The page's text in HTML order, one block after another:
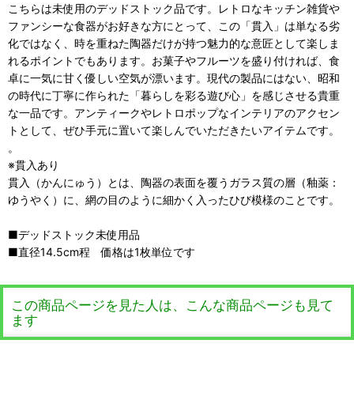
こちらは未使用のデッドストック品です。レトロなキッチン雑貨や
ファンシーな食器がお好きな方にとって、この「貫入」は単なる劣
化ではなく、時を重ねた陶器だけが持つ魅力的な意匠として楽しま
れるポイントでもあります。お菓子やフルーツを盛り付ければ、食
卓に一気に甘く優しい空気が漂います。現代の製品にはない、昭和
の時代に丁寧に作られた「暮らしを彩る遊び心」を感じさせる貴重
な一品です。アンティークやレトロポップなインテリアのアクセン
トとして、ぜひ手元に置いて楽しんでいただきたいアイテムです。
。
※貫入あり
貫入（かんにゅう）とは、陶器の表面を覆うガラス質の層（釉薬：
ゆうやく）に、網の目のように細かく入ったひび模様のことです。
■デッドストック未使用品
■直径14.5cm程 価格は1枚単位です
この商品ページを見た人は、こんな商品ページも見て
ます